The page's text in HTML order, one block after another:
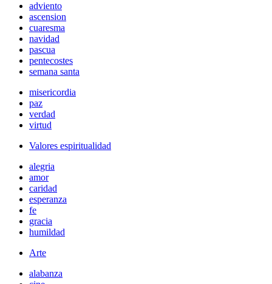
adviento
ascension
cuaresma
navidad
pascua
pentecostes
semana santa
misericordia
paz
verdad
virtud
Valores espiritualidad
alegria
amor
caridad
esperanza
fe
gracia
humildad
Arte
alabanza